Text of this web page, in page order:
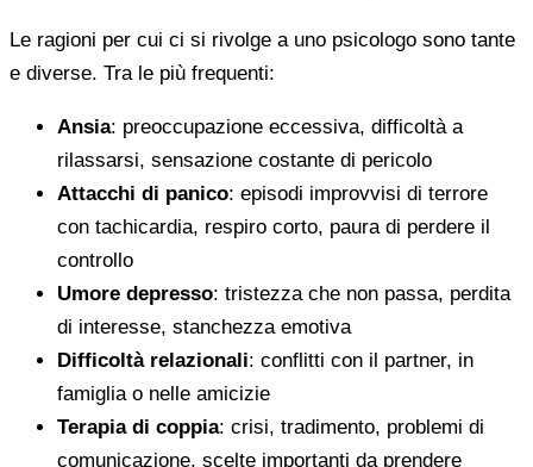
Le ragioni per cui ci si rivolge a uno psicologo sono tante
e diverse. Tra le più frequenti:
Ansia: preoccupazione eccessiva, difficoltà a
rilassarsi, sensazione costante di pericolo
Attacchi di panico: episodi improvvisi di terrore
con tachicardia, respiro corto, paura di perdere il
controllo
Umore depresso: tristezza che non passa, perdita
di interesse, stanchezza emotiva
Difficoltà relazionali: conflitti con il partner, in
famiglia o nelle amicizie
Terapia di coppia: crisi, tradimento, problemi di
comunicazione, scelte importanti da prendere